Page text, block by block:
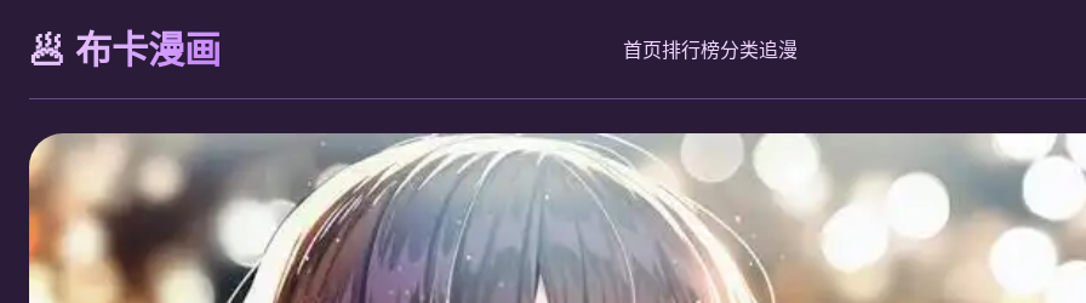
🥟 布卡漫画 首页排行榜分类追漫